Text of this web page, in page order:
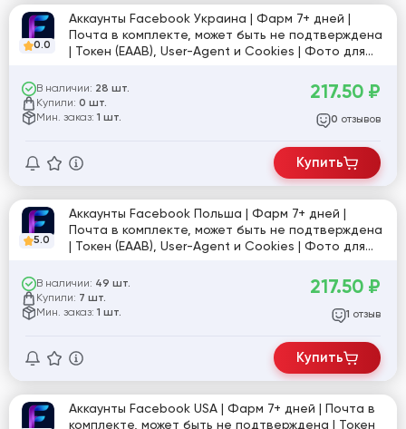
0.0
Аккаунты Facebook Украина | Фарм 7+ дней |
Почта в комплекте, может быть не подтверждена
| Токен (EAAB), User-Agent и Cookies | Фото для
Профиль заполнен | Аватар и обложка | 0–20
друзей | Вход через антидетект браузер и UA IP
В наличии: 28 шт.
Купили: 0 шт.
Мин. заказ: 1 шт.
217.50 ₽
0 отзывов
Купить
5.0
Аккаунты Facebook Польша | Фарм 7+ дней |
Почта в комплекте, может быть не подтверждена
| Токен (EAAB), User-Agent и Cookies | Фото для
Профиль заполнен | Аватар и обложка | 0–20
друзей | Вход через антидетект браузер и PL IP
В наличии: 49 шт.
Купили: 7 шт.
Мин. заказ: 1 шт.
217.50 ₽
1 отзыв
Купить
Аккаунты Facebook USA | Фарм 7+ дней | Почта в
комплекте, может быть не подтверждена | Токен